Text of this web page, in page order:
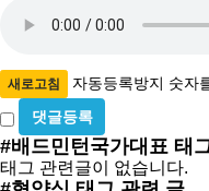
록
방
지
새로고침 자동등록방지 숫자
비
밀
글
사
#배드민턴국가대표 태
태그 관련글이 없습니다.